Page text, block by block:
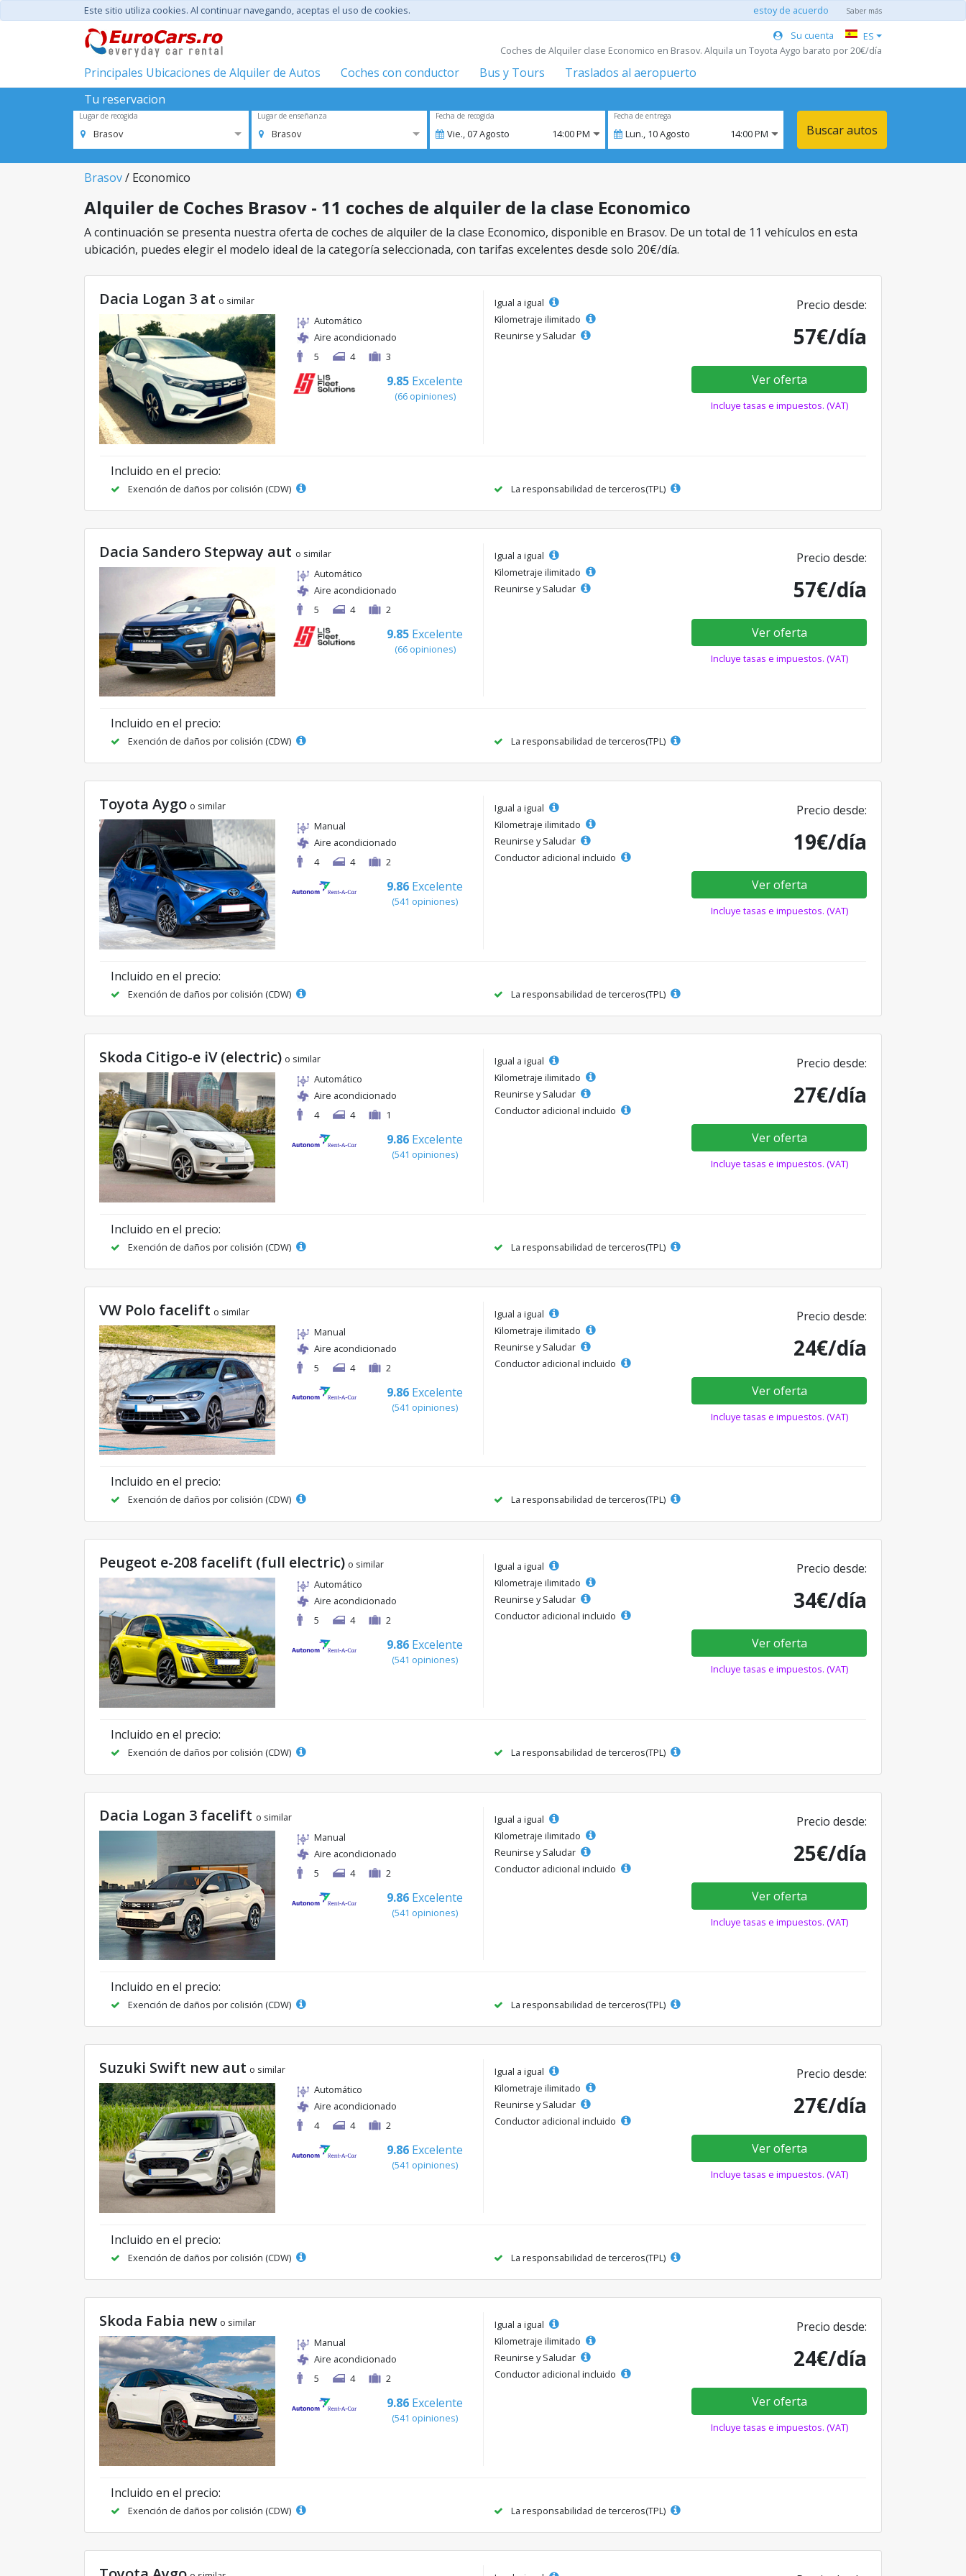
Este sitio utiliza cookies. Al continuar navegando, aceptas el uso de cookies. estoy de acuerdo Saber más
Su cuenta
ES
Coches de Alquiler clase Economico en Brasov. Alquila un Toyota Aygo barato por 20€/día
Principales Ubicaciones de Alquiler de Autos Coches con conductor Bus y Tours
Traslados al aeropuerto
Tu reservacion
Lugar de recogida
Brasov
Lugar de enseñanza
Brasov
Fecha de recogida
Vie.,07Agosto 14:00 PM
Fecha de entrega
Lun., 10Agosto 14:00 PM Buscar autos
Brasov/ Economico
Alquiler de Coches Brasov - 11 coches de alquiler de la clase Economico
A continuación se presenta nuestra oferta de coches de alquiler de la clase Economico, disponible en Brasov. De un total de 11 vehículos en esta
ubicación, puedes elegir el modelo ideal de la categoría seleccionada, con tarifas excelentes desde solo 20€/día.
Dacia Logan 3 at o similar
Automático
Aire acondicionado
5
4 3
9.85 Excelente
(66 opiniones)
Igual a igual
Kilometraje ilimitado
Reunirse y Saludar
Precio desde:
57€/día
Ver oferta
Incluye tasas e impuestos. (VAT)
Incluido en el precio:
Exención de daños por colisión (CDW) La responsabilidad de terceros(TPL)
Dacia Sandero Stepway aut o similar
Automático
Aire acondicionado
5
4 2
9.85 Excelente
(66 opiniones)
Igual a igual
Kilometraje ilimitado
Reunirse y Saludar
Precio desde:
57€/día
Ver oferta
Incluye tasas e impuestos. (VAT)
Incluido en el precio:
Exención de daños por colisión (CDW) La responsabilidad de terceros(TPL)
Toyota Aygo o similar
Manual
Aire acondicionado
4
4 2
9.86 Excelente
(541 opiniones)
Igual a igual
Kilometraje ilimitado
Reunirse y Saludar
Conductor adicional incluido
Precio desde:
19€/día
Ver oferta
Incluye tasas e impuestos. (VAT)
Incluido en el precio:
Exención de daños por colisión (CDW) La responsabilidad de terceros(TPL)
Skoda Citigo-e iV (electric) o similar
Automático
Aire acondicionado
4
4 1
9.86 Excelente
(541 opiniones)
Igual a igual
Kilometraje ilimitado
Reunirse y Saludar
Conductor adicional incluido
Precio desde:
27€/día
Ver oferta
Incluye tasas e impuestos. (VAT)
Incluido en el precio:
Exención de daños por colisión (CDW) La responsabilidad de terceros(TPL)
VW Polo facelift o similar
Manual
Aire acondicionado
5
4 2
9.86 Excelente
(541 opiniones)
Igual a igual
Kilometraje ilimitado
Reunirse y Saludar
Conductor adicional incluido
Precio desde:
24€/día
Ver oferta
Incluye tasas e impuestos. (VAT)
Incluido en el precio:
Exención de daños por colisión (CDW) La responsabilidad de terceros(TPL)
Peugeot e-208 facelift (full electric) o similar
Automático
Aire acondicionado
5
4 2
9.86 Excelente
(541 opiniones)
Igual a igual
Kilometraje ilimitado
Reunirse y Saludar
Conductor adicional incluido
Precio desde:
34€/día
Ver oferta
Incluye tasas e impuestos. (VAT)
Incluido en el precio:
Exención de daños por colisión (CDW) La responsabilidad de terceros(TPL)
Dacia Logan 3 facelift o similar
Manual
Aire acondicionado
5
4 2
9.86 Excelente
(541 opiniones)
Igual a igual
Kilometraje ilimitado
Reunirse y Saludar
Conductor adicional incluido
Precio desde:
25€/día
Ver oferta
Incluye tasas e impuestos. (VAT)
Incluido en el precio:
Exención de daños por colisión (CDW) La responsabilidad de terceros(TPL)
Suzuki Swift new aut o similar
Automático
Aire acondicionado
4
4 2
9.86 Excelente
(541 opiniones)
Igual a igual
Kilometraje ilimitado
Reunirse y Saludar
Conductor adicional incluido
Precio desde:
27€/día
Ver oferta
Incluye tasas e impuestos. (VAT)
Incluido en el precio:
Exención de daños por colisión (CDW) La responsabilidad de terceros(TPL)
Skoda Fabia new o similar
Manual
Aire acondicionado
5
4 2
9.86 Excelente
(541 opiniones)
Igual a igual
Kilometraje ilimitado
Reunirse y Saludar
Conductor adicional incluido
Precio desde:
24€/día
Ver oferta
Incluye tasas e impuestos. (VAT)
Incluido en el precio:
Exención de daños por colisión (CDW) La responsabilidad de terceros(TPL)